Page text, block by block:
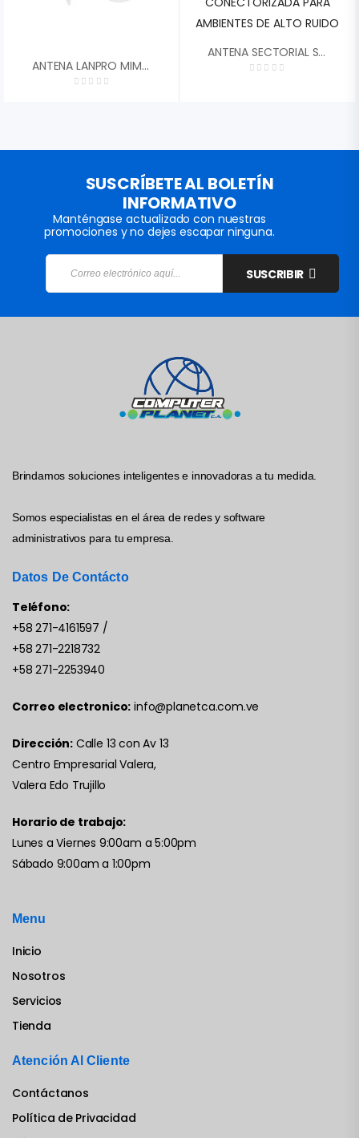
ANTENA LANPRO MIMO DISH 30DBI RANGO EXTENDIDO 4.9GHZ – 6.5GHZ 45░ DUAL POLARIDAD 2X CONECTORES RPSMA LP-PARM6530A
ANTENA SECTORIAL SIMETRICA RF ELEMENTS SHCC560 CARRIER CLASS DE 60░ 13.2 DBI 5180-6100 MHZ 2X N FEMALE CONECTORIZADA PARA AMBIENTES DE ALTO RUIDO
SUSCRÍBETE AL BOLETÍN
INFORMATIVO
Manténgase actualizado con nuestras
promociones y no dejes escapar ninguna.
SUSCRIBIR
Brindamos soluciones inteligentes e innovadoras a tu medida.
Somos especialistas en el área de redes y software
administrativos para tu empresa.
Datos De Contácto
Teléfono:
+58 271-4161597 /
+58 271-2218732
+58 271-2253940
Correo electronico: info@planetca.com.ve
Dirección: Calle 13 con Av 13
Centro Empresarial Valera,
Valera Edo Trujillo
Horario de trabajo:
Lunes a Viernes 9:00am a 5:00pm
Sábado 9:00am a 1:00pm
Menu
Inicio
Nosotros
Servicios
Tienda
Atención Al Cliente
Contáctanos
Política de Privacidad